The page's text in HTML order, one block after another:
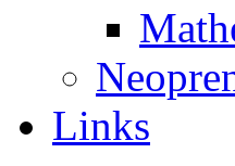
Links